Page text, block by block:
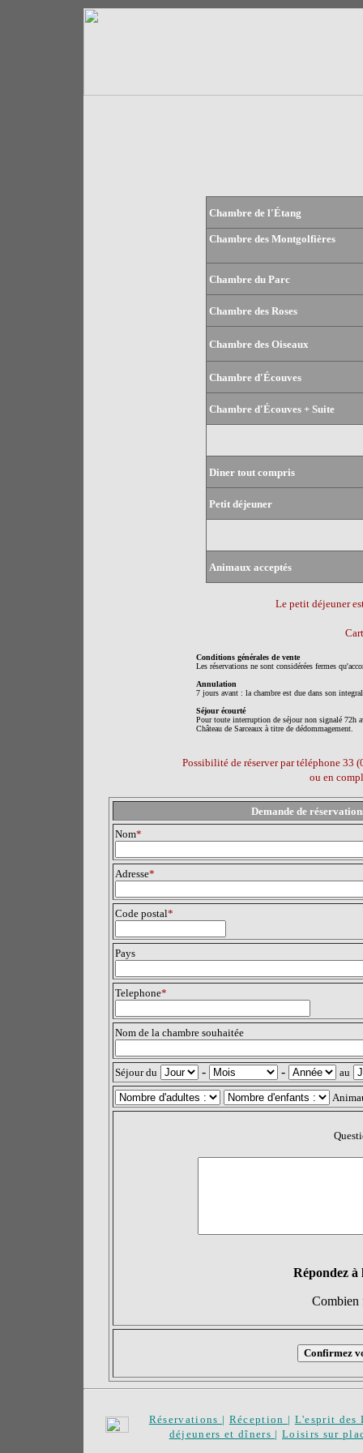
Chambre de l'Étang
Chambre des Montgolfières
Chambre du Parc
Chambre des Roses
Chambre des Oiseaux
Chambre d'Écouves
Chambre d'Écouves + Suite
Diner tout compris
Petit déjeuner
Animaux acceptés
Le petit déjeuner
Conditions générales de vente
Les réservations ne sont considérées fermes
Annulation
7 jours avant : la chambre est due dans son
Séjour écourté
Pour toute interruption de séjour non signalé 72h
Château de Sarceaux à titre de dédommagement.
Possibilité de réserver par téléphone 33
ou en
Demande de
Nom*
Adresse*
Code postal*
Pays
Telephone*
Nom de la chambre souhaitée
Séjour du - - au
Répondez à
Réservations | Réception | L'esprit
déjeuners et dîners | Loisirs sur